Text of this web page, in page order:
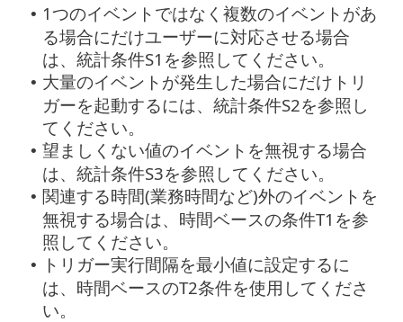
• 1つのイベントではなく複数のイベントがあ
る場合にだけユーザーに対応させる場合
は、統計条件S1を参照してください。
• 大量のイベントが発生した場合にだけトリ
ガーを起動するには、統計条件S2を参照し
てください。
• 望ましくない値のイベントを無視する場合
は、統計条件S3を参照してください。
• 関連する時間(業務時間など)外のイベントを
無視する場合は、時間ベースの条件T1を参
照してください。
•
トリガー実行間隔を最小値に設定するに
は、時間ベースのT2条件を使用してくださ
い。